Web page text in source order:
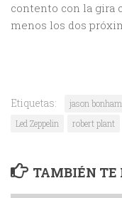
contento con la gira
menos los dos
Etiquetas: jason bonham
Led Zeppelin
robert plant
TAMBIÉN TE